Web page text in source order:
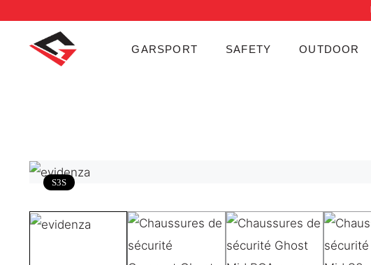
GARSPORT SAFETY OUTDOOR
S3S